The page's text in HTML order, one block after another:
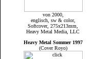
von 2000,
englisch, sw & color,
Softcover, 275x213mm,
Heavy Metal Media, LLC
Heavy Metal Sommer 1997
(Cover Royo)